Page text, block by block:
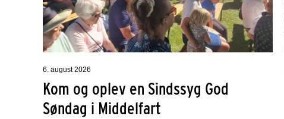
6. august 2026
Kom og oplev en Sindssyg God
Søndag i Middelfart